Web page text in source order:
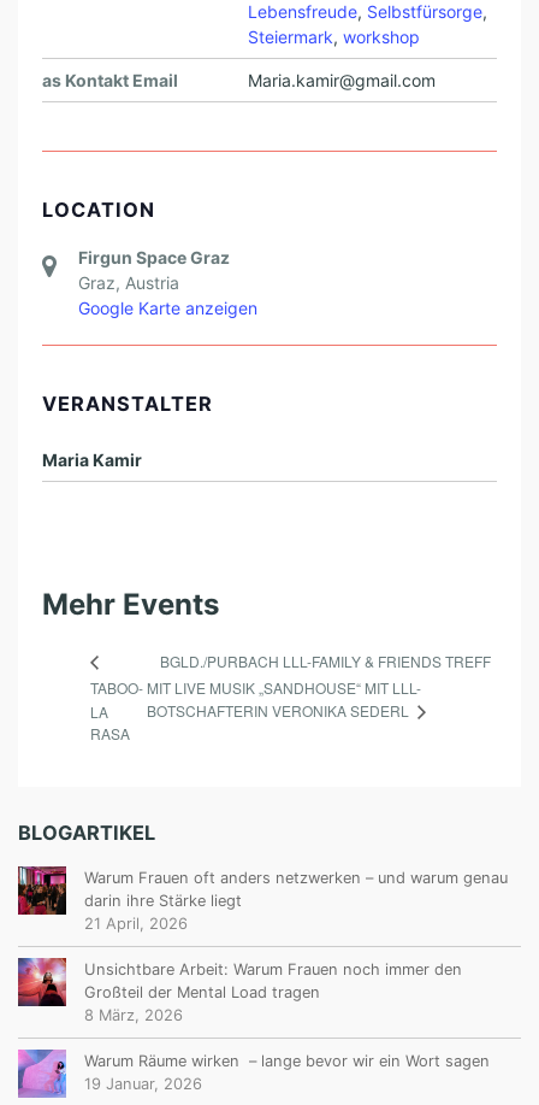
Lebensfreude, Selbstfürsorge,
Steiermark, workshop
as Kontakt Email Maria.kamir@gmail.com
LOCATION
Firgun Space Graz
Graz, Austria
Google Karte anzeigen
VERANSTALTER
Maria Kamir
Mehr Events
TABOO-
LA
RASA
BGLD./PURBACH LLL-FAMILY & FRIENDS TREFF
MIT LIVE MUSIK „SANDHOUSE“ MIT LLL-
BOTSCHAFTERIN VERONIKA SEDERL
BLOGARTIKEL
Warum Frauen oft anders netzwerken – und warum genau
darin ihre Stärke liegt
21 April, 2026
Unsichtbare Arbeit: Warum Frauen noch immer den
Großteil der Mental Load tragen
8 März, 2026
Warum Räume wirken – lange bevor wir ein Wort sagen
19 Januar, 2026